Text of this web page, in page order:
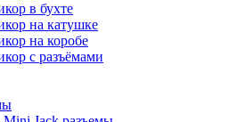
в бухте
на катушке
на коробе
с разъёмами